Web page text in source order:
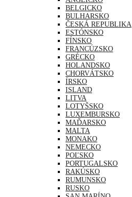
BELGICKO
BULHARSKO
ČESKÁ REPUBLIKA
ESTÓNSKO
FÍNSKO
FRANCÚZSKO
GRÉCKO
HOLANDSKO
CHORVÁTSKO
ÍRSKO
ISLAND
LITVA
LOTYŠSKO
LUXEMBURSKO
MAĎARSKO
MALTA
MONAKO
NEMECKO
POĽSKO
PORTUGALSKO
RAKÚSKO
RUMUNSKO
RUSKO